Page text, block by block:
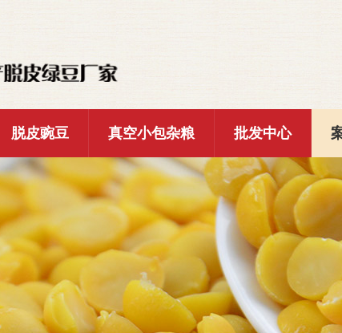
脱皮豌豆 真空小包杂粮 批发中心